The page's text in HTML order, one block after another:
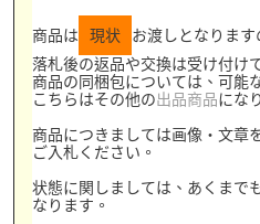
商品は 現状
お渡しとなります
落札後の返品や交換は受け付け
商品の同梱包については、可能
こちらはその他の出品商品にな
商品につきましては画像・文章
ご入札ください。
状態に関しましては、あくまで
なります。